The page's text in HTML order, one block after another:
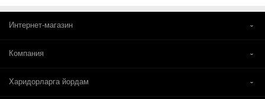
Интернет-магазин
Компания
Харидорларга йордам